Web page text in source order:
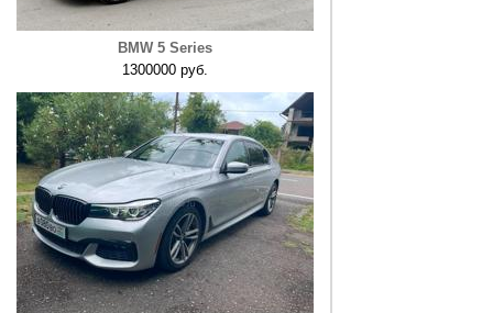
BMW 5 Series
1300000 руб.